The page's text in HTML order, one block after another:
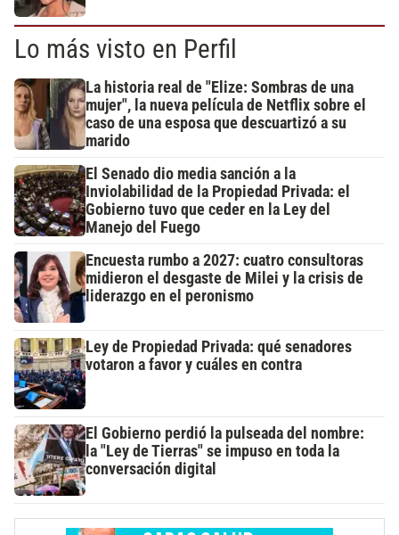
Lo más visto en Perfil
La historia real de "Elize: Sombras de una
mujer", la nueva película de Netflix sobre el
caso de una esposa que descuartizó a su
marido
El Senado dio media sanción a la
Inviolabilidad de la Propiedad Privada: el
Gobierno tuvo que ceder en la Ley del
Manejo del Fuego
Encuesta rumbo a 2027: cuatro consultoras
midieron el desgaste de Milei y la crisis de
liderazgo en el peronismo
Ley de Propiedad Privada: qué senadores
votaron a favor y cuáles en contra
El Gobierno perdió la pulseada del nombre:
la "Ley de Tierras" se impuso en toda la
conversación digital